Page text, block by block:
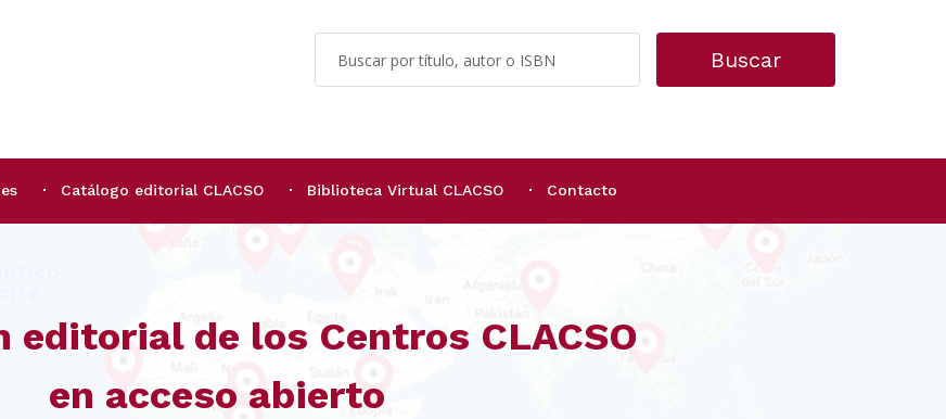
Buscar
Catálogo editorial CLACSO Biblioteca Virtual CLACSO Contacto
editorial de los Centros CLACSO
en acceso abierto